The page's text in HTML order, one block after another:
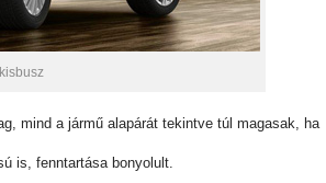
mind a jármű alapárát tekintve túl magasak, ha
is, fenntartása bonyolult.